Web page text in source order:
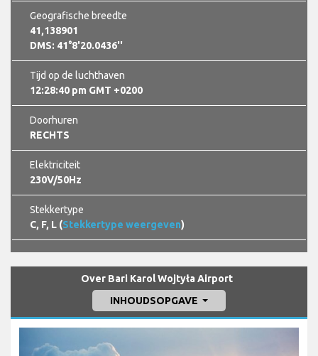
Geografische breedte
41,138901
DMS: 41°8'20.0436''
Tijd op de luchthaven
12:28:42 pm GMT +0200
Doorhuren
RECHTS
Elektriciteit
230V/50Hz
Stekkertype
C, F, L (Stekkertype weergeven)
Over Bari Karol Wojtyła Airport
INHOUDSOPGAVE